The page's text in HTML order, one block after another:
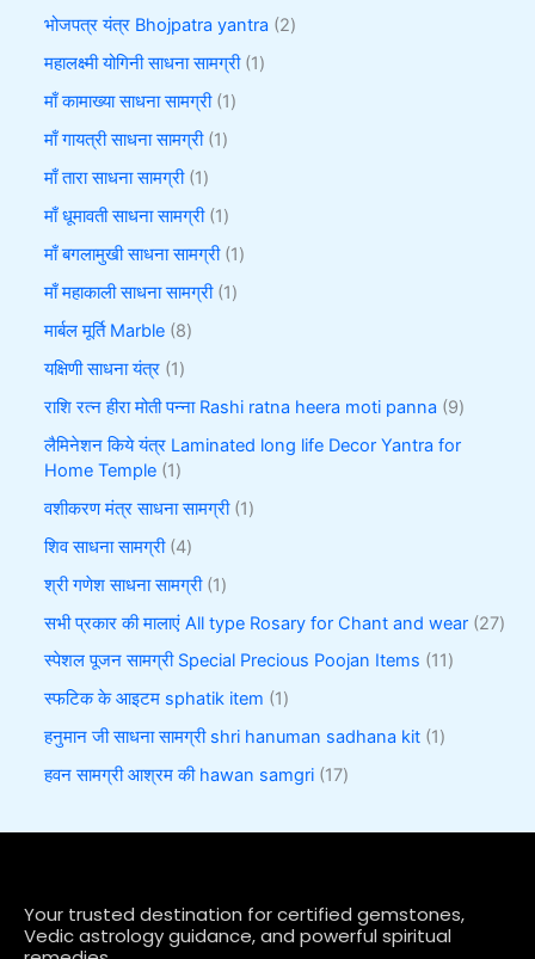
भोजपत्र यंत्र Bhojpatra yantra 2
महालक्ष्मी योगिनी साधना सामग्री 1
माँ कामाख्या साधना सामग्री 1
माँ गायत्री साधना सामग्री 1
माँ तारा साधना सामग्री 1
माँ धूमावती साधना सामग्री 1
माँ बगलामुखी साधना सामग्री 1
माँ महाकाली साधना सामग्री 1
मार्बल मूर्ति Marble 8
यक्षिणी साधना यंत्र 1
राशि रत्न हीरा मोती पन्ना Rashi ratna heera moti panna 9
लैमिनेशन किये यंत्र Laminated long life Decor Yantra for
Home Temple 1
वशीकरण मंत्र साधना सामग्री 1
शिव साधना सामग्री 4
श्री गणेश साधना सामग्री 1
सभी प्रकार की मालाएं All type Rosary for Chant and wear 27
स्पेशल पूजन सामग्री Special Precious Poojan Items 11
स्फटिक के आइटम sphatik item 1
हनुमान जी साधना सामग्री shri hanuman sadhana kit 1
हवन सामग्री आश्रम की hawan samgri 17
Your trusted destination for certified gemstones,
Vedic astrology guidance, and powerful spiritual